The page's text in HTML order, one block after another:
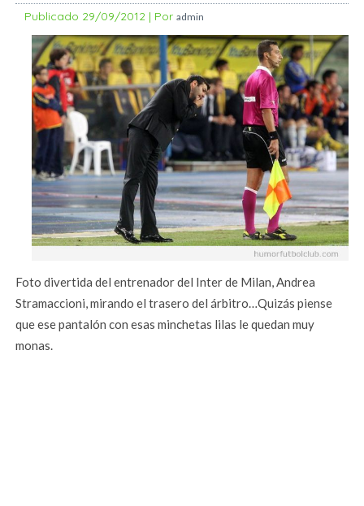
Publicado 29/09/2012 | Por admin
Foto divertida del entrenador del Inter de Milan, Andrea
Stramaccioni, mirando el trasero del árbitro…Quizás piense
que ese pantalón con esas minchetas lilas le quedan muy
monas.